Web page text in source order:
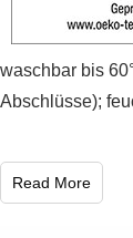
waschbar bis
Abschlüsse);
Read More